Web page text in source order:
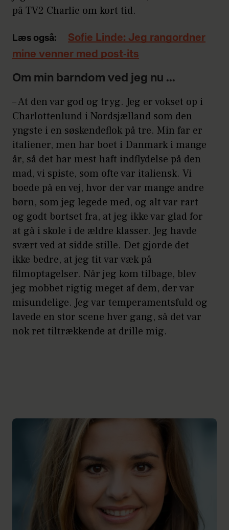
på TV2 Charlie om kort tid.
Læs også:
Sofie Linde: Jeg rangordner
mine venner med post-its
Om min barndom ved jeg nu ...
– At den var god og tryg. Jeg er vokset op i
Charlottenlund i Nordsjælland som den
yngste i en søskendeflok på tre. Min far er
italiener, men har boet i Danmark i mange
år, så det har mest haft indflydelse på den
mad, vi spiste, som ofte var italiensk. Vi
boede på en vej, hvor der var mange andre
børn, som jeg legede med, og alt var rart
og godt bortset fra, at jeg ikke var glad for
at gå i skole i de ældre klasser. Jeg havde
svært ved at sidde stille. Det gjorde det
ikke bedre, at jeg tit var væk på
filmoptagelser. Når jeg kom tilbage, blev
jeg mobbet rigtig meget af dem, der var
misundelige. Jeg var temperamentsfuld og
lavede en stor scene hver gang, så det var
nok ret tiltrækkende at drille mig.